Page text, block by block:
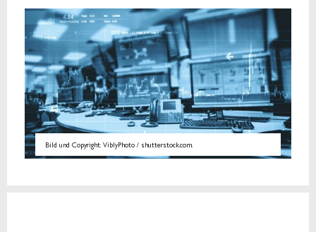
Bild und Copyright: ViblyPhoto / shutterstock.com.